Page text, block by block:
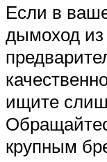
Если в
дымоход из
ищите
крупным